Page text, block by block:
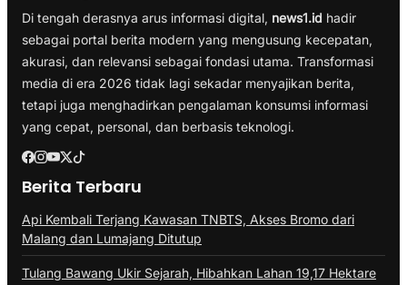
Di tengah derasnya arus informasi digital, news1.id hadir
sebagai portal berita modern yang mengusung kecepatan,
akurasi, dan relevansi sebagai fondasi utama. Transformasi
media di era 2026 tidak lagi sekadar menyajikan berita,
tetapi juga menghadirkan pengalaman konsumsi informasi
yang cepat, personal, dan berbasis teknologi.
Berita Terbaru
Api Kembali Terjang Kawasan TNBTS, Akses Bromo dari
Malang dan Lumajang Ditutup
Tulang Bawang Ukir Sejarah, Hibahkan Lahan 19,17 Hektare